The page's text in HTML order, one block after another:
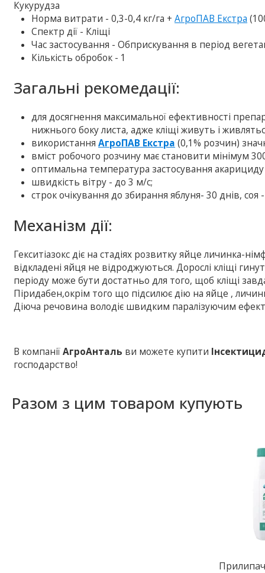
Кукурудза
Норма витрати - 0,3-0,4 кг/га +АгроПАВ Екстра
Спектр дії - Кліщі
Час застосування - Обприскування в період
Кількість обробок - 1
Загальні рекомедації:
для досягнення максимальної ефективності
нижнього боку листа, адже кліщі живуть і
використанняАгроПАВ Екстра (0,1% розчин)
вміст робочого розчину має становити мінімум
оптимальна температура застосування акарициду
швидкість вітру - до 3 м/с;
строк очікування до збирання яблуня- 30 днів, соя
Механізм дії:
Гекситіазокс діє на стадіях розвитку яйце личинка-
відкладені яйця не відроджуються. Дорослі кліщі
періоду може бути достатньо для того, щоб кліщі
Піридабен,окрім того що підсилює дію на яйце ,
Діюча речовина володіє швидким паралізуючим
В компаніїАгроАнталь ви можете купити
господарство!
Разом з цим товаром купують